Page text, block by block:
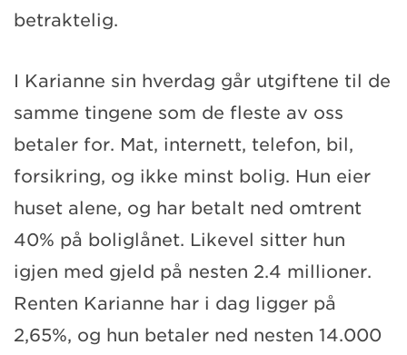
betraktelig.
I Karianne sin hverdag går utgiftene til de
samme tingene som de fleste av oss
betaler for. Mat, internett, telefon, bil,
forsikring, og ikke minst bolig. Hun eier
huset alene, og har betalt ned omtrent
40% på boliglånet. Likevel sitter hun
igjen med gjeld på nesten 2.4 millioner.
Renten Karianne har i dag ligger på
2,65%, og hun betaler ned nesten 14.000